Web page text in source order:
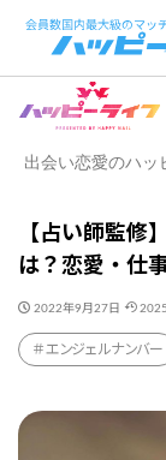
出会い恋愛のハッ
【占い師監修
は？恋愛・仕
2022年9月27日
エンジェルナンバー